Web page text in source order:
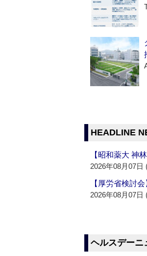
HEADLINE
【昭和薬大 神
2026年08月07日
【厚労省検討
2026年08月07日
ヘルスデーニ